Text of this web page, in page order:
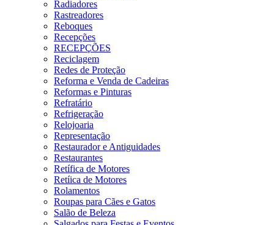
Radiadores
Rastreadores
Reboques
Recepções
RECEPÇÕES
Reciclagem
Redes de Proteção
Reforma e Venda de Cadeiras
Reformas e Pinturas
Refratário
Refrigeração
Relojoaria
Representação
Restaurador e Antiguidades
Restaurantes
Retífica de Motores
Retíica de Motores
Rolamentos
Roupas para Cães e Gatos
Salão de Beleza